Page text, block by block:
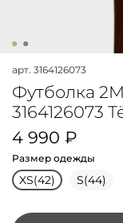
арт. 3164126073
Футболка
3164126073
4 990 ₽
Размер одежды
XS(42) S(44)